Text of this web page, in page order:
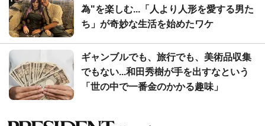
為"を楽しむ...「人より人形を愛する男た
ち」が奇妙な生活を始めたワケ
ギャンブルでも、旅行でも、美術品収集
でもない...和田秀樹が手を出すなという
「世の中で一番金のかかる趣味」